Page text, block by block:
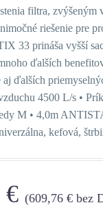
filtra, zvýšeným
riešenie pre
33 prináša vyšší
ďalších
ďalších
4500 L/s •
M • 4,0m
kefová,
€ (609,76 € bez